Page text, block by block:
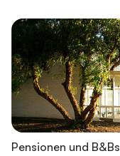
Pensionen und B&Bs